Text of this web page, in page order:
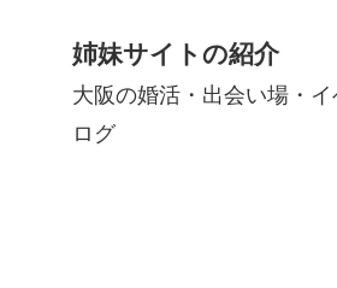
姉妹サイトの紹介
大阪の婚活・出会い場・
ログ